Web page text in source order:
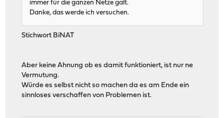
immer für die ganzen Netze galt.
Danke, das werde ich versuchen.
Stichwort BiNAT
Aber keine Ahnung ob es damit funktioniert, ist nur ne
Vermutung.
Würde es selbst nicht so machen da es am Ende ein
sinnloses verschaffen von Problemen ist.